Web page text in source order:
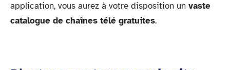
application, vous aurez à votre disposition un vaste
catalogue de chaînes télé gratuites.